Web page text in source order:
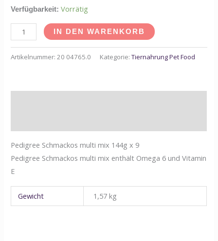
Verfügbarkeit: Vorrätig
IN DEN WARENKORB
Artikelnummer:20 04765.0 Kategorie:Tiernahrung Pet Food
Pedigree Schmackos multi mix 144g x 9
Pedigree Schmackos multi mix enthält Omega 6 und Vitamin
E
Gewicht 1,57 kg